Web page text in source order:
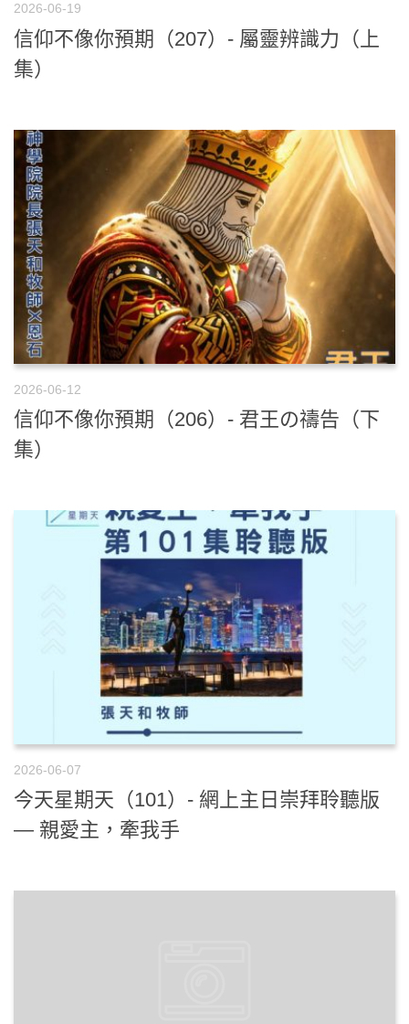
2026-06-19
信仰不像你預期（207）- 屬靈辨識力（上
集）
2026-06-12
信仰不像你預期（206）- 君王の禱告（下
集）
2026-06-07
今天星期天（101）- 網上主日崇拜聆聽版
— 親愛主，牽我手